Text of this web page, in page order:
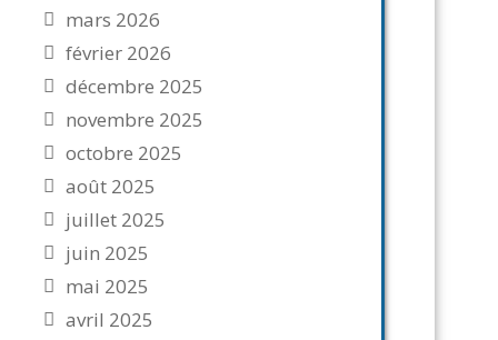
mars 2026
février 2026
décembre 2025
novembre 2025
octobre 2025
août 2025
juillet 2025
juin 2025
mai 2025
avril 2025